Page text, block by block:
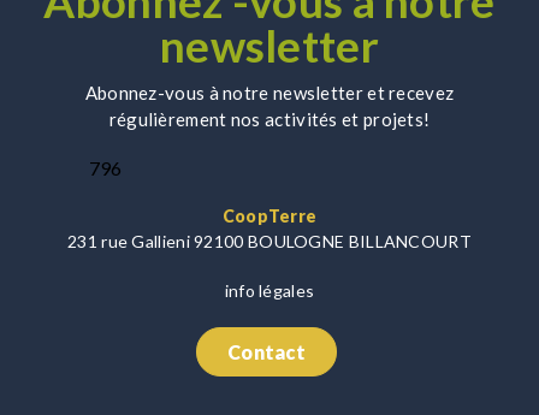
newsletter
Abonnez-vous à notre newsletter et recevez
régulièrement nos activités et projets!
796
CoopTerre
231 rue Gallieni 92100 BOULOGNE BILLANCOURT
info légales
Contact